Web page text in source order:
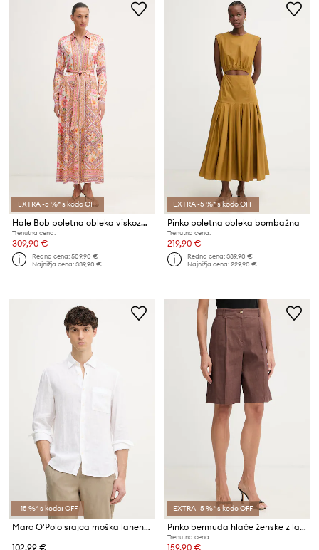
EXTRA -5 %* s kodo OFF
Hale Bob poletna obleka viskozna Nicandra
Trenutna cena:
309,90 €
Redna cena:509,90 €
Najnižja cena:339,90 €
EXTRA -5 %* s kodo OFF
Pinko poletna obleka bombažna
Trenutna cena:
219,90 €
Redna cena:389,90 €
Najnižja cena:229,90 €
-15 %* s kodo: OFF
Marc O'Polo srajca moška lanena
102,99 €
EXTRA -5 %* s kodo OFF
Pinko bermuda hlače ženske z lanom
Trenutna cena:
159,90 €